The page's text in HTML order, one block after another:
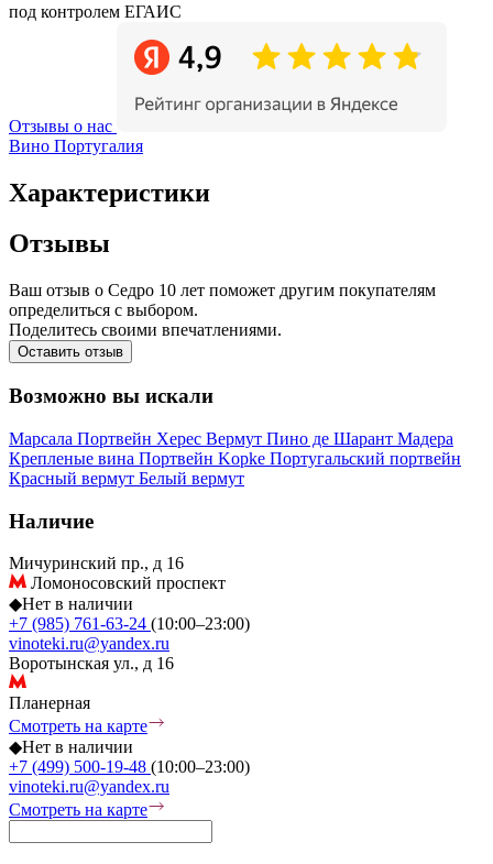
под контролем ЕГАИС
Отзывы о нас
Вино Португалия
Характеристики
Отзывы
Ваш отзыв о Седро 10 лет поможет другим покупателям
определиться с выбором.
Поделитесь своими впечатлениями.
Оставить отзыв
Возможно вы искали
Марсала Портвейн Херес Вермут Пино де Шарант Мадера
Крепленые вина Портвейн Kopke Португальский портвейн
Красный вермут Белый вермут
Наличие
Мичуринский пр., д 16
Ломоносовский проспект
◆Нет в наличии
+7 (985) 761-63-24 (10:00–23:00)
vinoteki.ru@yandex.ru
Воротынская ул., д 16
Планерная
Смотреть на карте
◆Нет в наличии
+7 (499) 500-19-48 (10:00–23:00)
vinoteki.ru@yandex.ru
Смотреть на карте